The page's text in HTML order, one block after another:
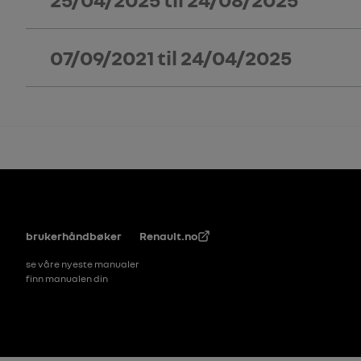
07/09/2021til 24/04/2025
Bunntekst
brukerhåndbøker
se våre nyeste manualer
finn manualen din
Renault.no